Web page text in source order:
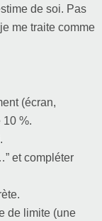
de soi. Pas
me traite comme
(écran,
10 %.
et compléter
de limite (une